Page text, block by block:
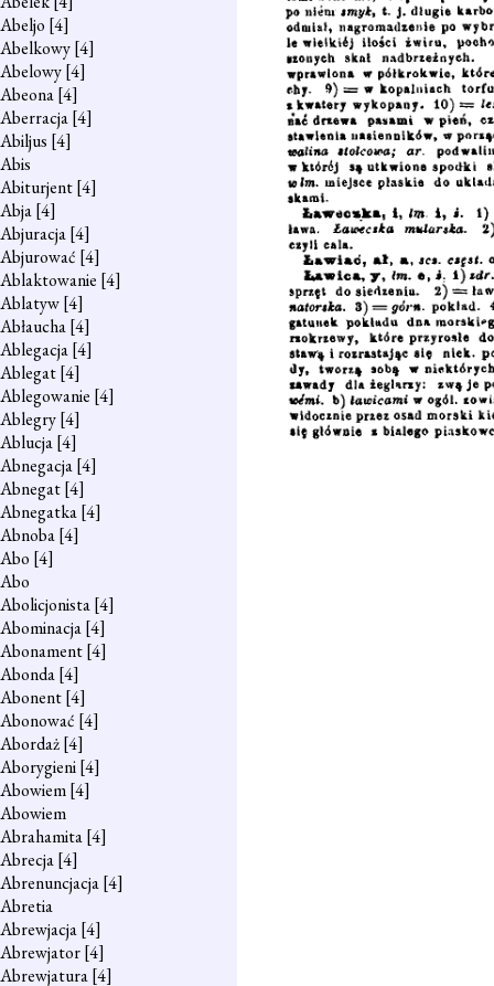
Abeljo [4]
Abelkowy[4]
Abelowy[4]
Abeona[4]
Aberracja[4]
Abiljus [4]
Abis
Abiturjent[4]
Abja[4]
Abjuracja[4]
Abjurować [4]
Ablaktowanie [4]
Ablatyw[4]
Abłaucha[4]
Ablegacja[4]
Ablegat[4]
Ablegowanie [4]
Ablegry[4]
Ablucja[4]
Abnegacja[4]
Abnegat[4]
Abnegatka[4]
Abnoba[4]
Abo [4]
Abo
Abolicjonista[4]
Abominacja[4]
Abonament[4]
Abonda[4]
Abonent[4]
Abonować [4]
Abordaż[4]
Aborygieni[4]
Abowiem[4]
Abowiem
Abrahamita[4]
Abrecja[4]
Abrenuncjacja[4]
Abretia
Abrewjacja[4]
Abrewjator[4]
Abrewjatura[4]